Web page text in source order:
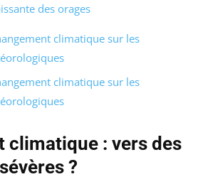
des orages
climatique sur les
climatique sur les
climatique : vers des
?